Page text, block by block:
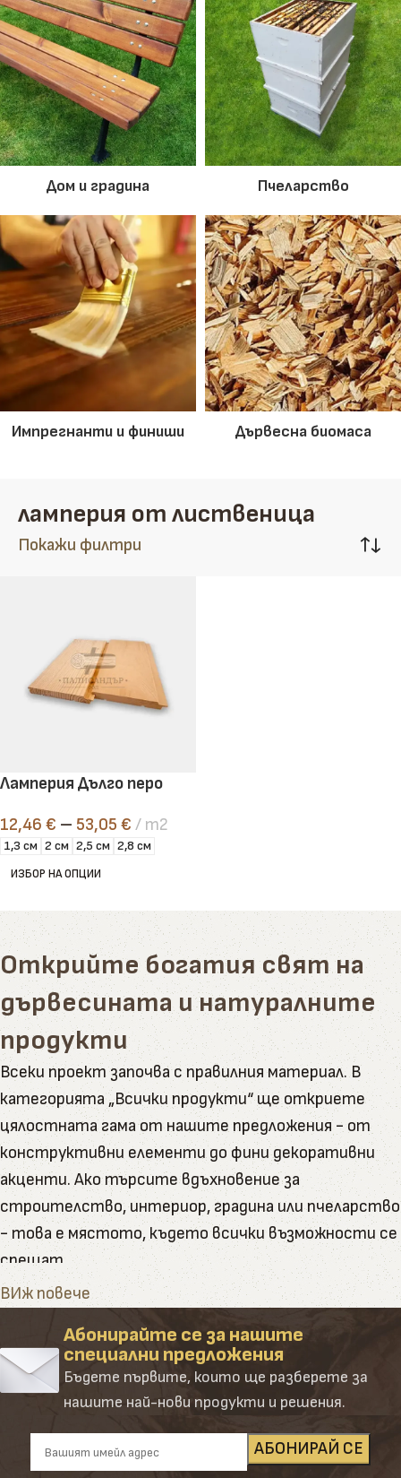
Дом и градина Пчеларство
Импрегнанти и финиши Дървесна биомаса
ламперия от лиственица
Покажи филтри
Ламперия Дълго перо
12,46 € – 53,05 € m2
1,3 см 2 см 2,5 см 2,8 см
ИЗБОР НА ОПЦИИ
Открийте богатия свят на
дървесината и натуралните
продукти
Всеки проект започва с правилния материал. В
категорията „Всички продукти“ ще откриете
цялостната гама от нашите предложения - от
конструктивни елементи до фини декоративни
акценти. Ако търсите вдъхновение за
строителство, интериор, градина или пчеларство
- това е мястото, където всички възможности се
срещат.
Тук ще намерите пълната гама от артикули и
натурални продукти, които Палисандър предлага
Категорията обединява в себе си всички наши
основни направления – от сурови и обработени
дървени материали до завършени продукти и
аксесоари. Създадена е така, че да ориентира
клиента лесно и удобно сред десетките
ВИж повече
Абонирайте се за нашите
специални предложения
Бъдете първите, които ще разберете за
нашите най-нови продукти и решения.